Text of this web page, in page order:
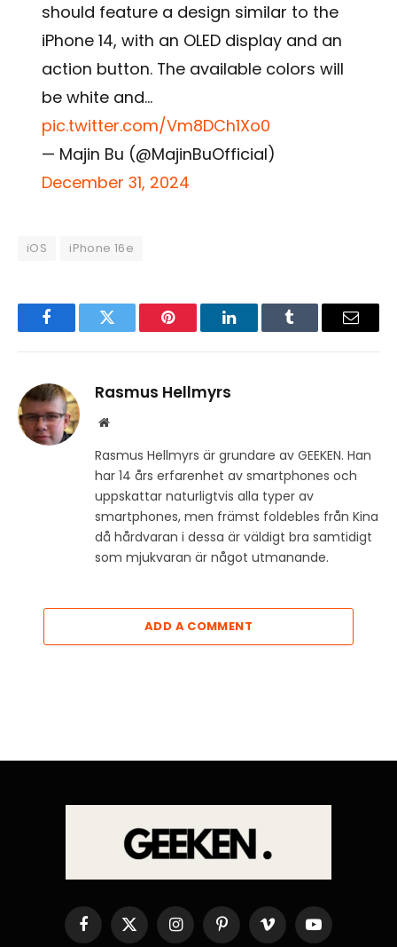
should feature a design similar to the
iPhone 14, with an OLED display and an
action button. The available colors will
be white and…
pic.twitter.com/Vm8DCh1Xo0
— Majin Bu (@MajinBuOfficial)
December 31, 2024
iOS iPhone 16e
FacebookTwitter Pinterest LinkedInTumblr Email
Rasmus Hellmyrs
Website
Rasmus Hellmyrs är grundare av GEEKEN. Han
har 14 års erfarenhet av smartphones och
uppskattar naturligtvis alla typer av
smartphones, men främst foldebles från Kina
då hårdvaran i dessa är väldigt bra samtidigt
som mjukvaran är något utmanande.
ADD A COMMENT
Facebook
X
InstagramPinterestVimeo YouTube